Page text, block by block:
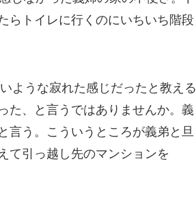
らトイレに行くのにいちいち階段
ような寂れた感じだったと教える
た、と言うではありませんか。義
言う。こういうところが義弟と旦
て引っ越し先のマンションを